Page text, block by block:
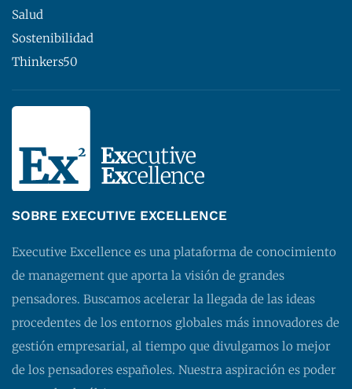
Salud
Sostenibilidad
Thinkers50
SOBRE EXECUTIVE EXCELLENCE
Executive Excellence es una plataforma de conocimiento
de management que aporta la visión de grandes
pensadores. Buscamos acelerar la llegada de las ideas
procedentes de los entornos globales más innovadores de
gestión empresarial, al tiempo que divulgamos lo mejor
de los pensadores españoles. Nuestra aspiración es poder